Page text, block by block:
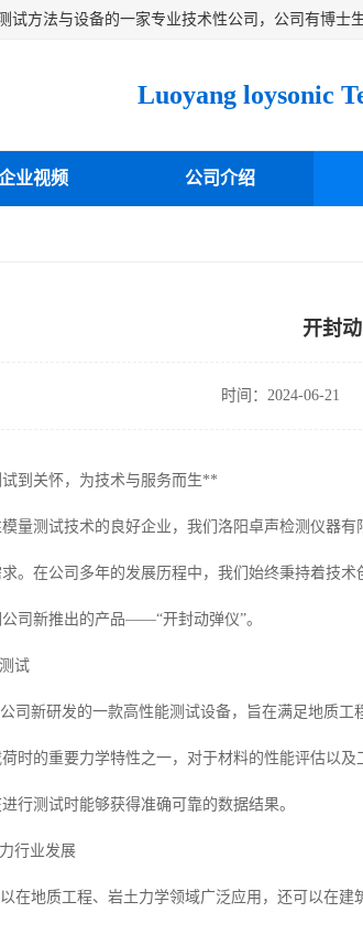
业视频 公司介绍
开封
时间：2024-06-21
到关怀，为技术与服务而生**
量测试技术的良好企业，我们洛阳卓声检测仪器
。在公司多年的发展历程中，我们始终秉持着技
司新推出的产品——“开封动弹仪”。
试
司新研发的一款高性能测试设备，旨在满足地质
时的重要力学特性之一，对于材料的性能评估以
行测试时能够获得准确可靠的数据结果。
行业发展
在地质工程、岩土力学领域广泛应用，还可以在